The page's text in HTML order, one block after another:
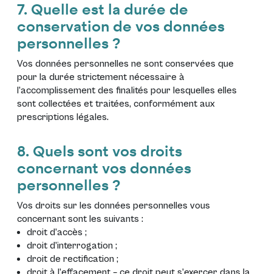
7. Quelle est la durée de
conservation de vos données
personnelles ?
Vos données personnelles ne sont conservées que
pour la durée strictement nécessaire à
l’accomplissement des finalités pour lesquelles elles
sont collectées et traitées, conformément aux
prescriptions légales.
8. Quels sont vos droits
concernant vos données
personnelles ?
Vos droits sur les données personnelles vous
concernant sont les suivants :
droit d’accès ;
droit d’interrogation ;
droit de rectification ;